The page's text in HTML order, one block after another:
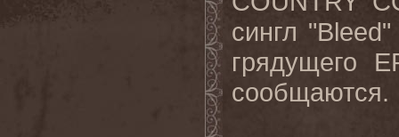
сингл
грядущего
сообщаются.